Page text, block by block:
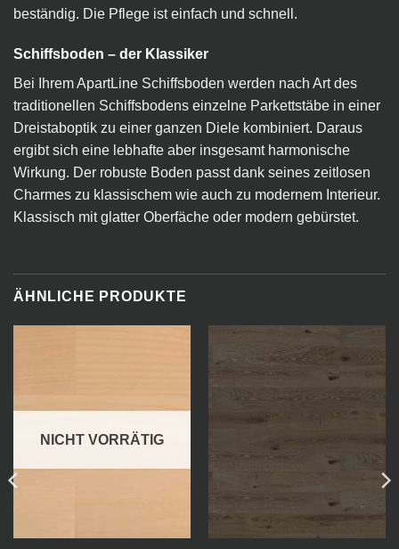
beständig. Die Pflege ist einfach und schnell.
Schiffsboden – der Klassiker
Bei Ihrem ApartLine Schiffsboden werden nach Art des
traditionellen Schiffsbodens einzelne Parkettstäbe in einer
Dreistaboptik zu einer ganzen Diele kombiniert. Daraus
ergibt sich eine lebhafte aber insgesamt harmonische
Wirkung. Der robuste Boden passt dank seines zeitlosen
Charmes zu klassischem wie auch zu modernem Interieur.
Klassisch mit glatter Oberfäche oder modern gebürstet.
ÄHNLICHE PRODUKTE
NICHT VORRÄTIG